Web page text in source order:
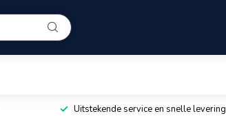
Uitstekende service en snelle levering